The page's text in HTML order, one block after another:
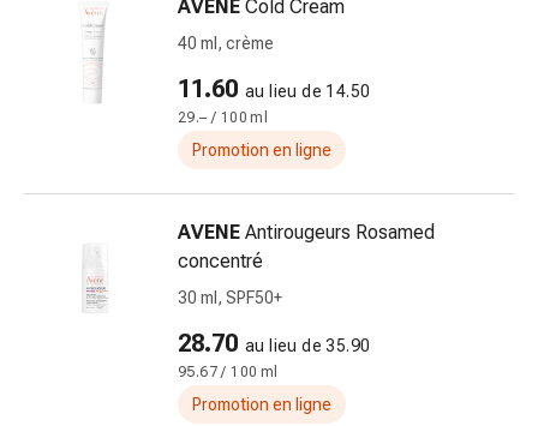
circulatoires
Arrêt
tabac
Troubles
veineux
cardiaque
Troubles
mémoire
AVENE Cold Cream
40 ml, crème
11.60 au lieu de 14.50
29.– / 100 ml
Promotion en ligne
AVENE Antirougeurs Rosamed
concentré
30 ml, SPF50+
28.70 au lieu de 35.90
95.67 / 100 ml
Promotion en ligne